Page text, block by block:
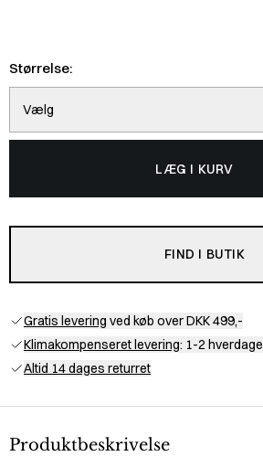
Størrelse:
Vælg
LÆG I KURV
FIND I BUTIK
Gratis levering ved køb over DKK 499,-
Klimakompenseret levering: 1-2 hverdage
Altid 14 dages returret
Produktbeskrivelse